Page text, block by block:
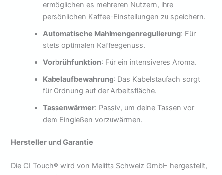
ermöglichen es mehreren Nutzern, ihre
persönlichen Kaffee-Einstellungen zu speichern.
Automatische Mahlmengenregulierung: Für
stets optimalen Kaffeegenuss.
Vorbrühfunktion: Für ein intensiveres Aroma.
Kabelaufbewahrung: Das Kabelstaufach sorgt
für Ordnung auf der Arbeitsfläche.
Tassenwärmer: Passiv, um deine Tassen vor
dem Eingießen vorzuwärmen.
Hersteller und Garantie
Die CI Touch® wird von Melitta Schweiz GmbH hergestellt,